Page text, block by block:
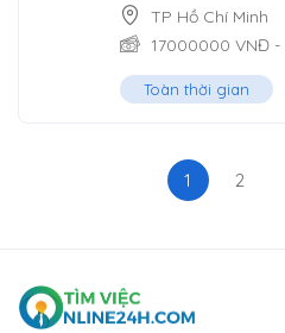
TP Hồ Chí Minh
17000000 VNĐ -
Toàn thời gian
1 2